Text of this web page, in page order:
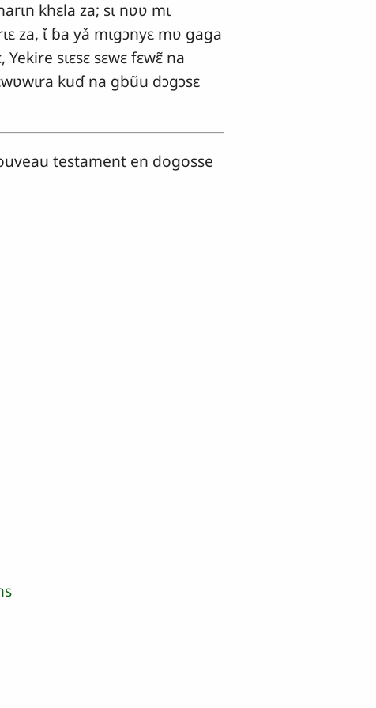
khɛla za; sɩ nʋʋ mɩ
za, ɩ̌ ɓa yǎ mɩgɔnyɛ mʋ gaga
sɩɛsɛ sɛwɛ fɛwɛ̃ na
kuɗ na gbũu dɔgɔsɛ
testament en dogosse